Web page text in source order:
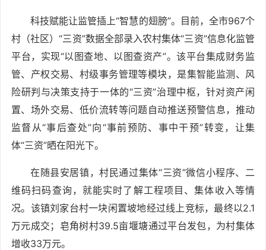
科技赋能让监管插上“智慧的翅膀”。目前，全市967个
村（社区）“三资”数据全部录入农村集体“三资”信息化监管
平台，实现“以图查地、以图查资产”。该平台集成财务监
管、产权交易、村级事务管理等模块，是集智能监测、风
险研判与决策支持于一体的“三资”治理中枢，针对资产闲
置、场外交易、低价流转等问题自动推送预警信息，推动
监督从“事后查处”向“事前预防、事中干预”转变，让集
体“三资”晒在阳光下。
在随县安居镇，村民通过集体“三资”微信小程序、二
维码扫码查询，就能实时了解工程项目、集体收入等情
况。该镇刘家台村一块闲置坡地经过线上竞标，最终以2.1
万元成交；皂角树村39.5亩堰塘通过平台发包，为村集体
增收33万元。